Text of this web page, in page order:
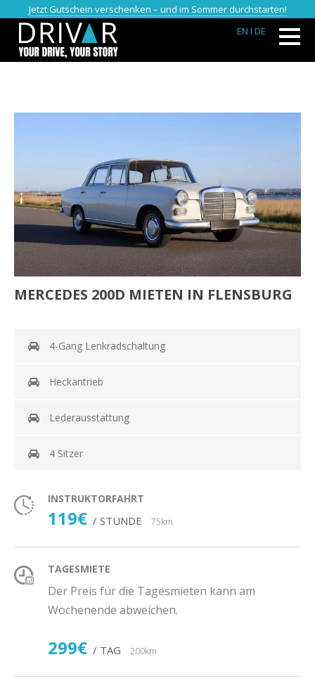
Jetzt Gutschein verschenken – und im Sommer durchstarten!
EN I DE
MERCEDES 200D MIETEN IN FLENSBURG
4-Gang Lenkradschaltung
Heckantrieb
Lederausstattung
4 Sitzer
INSTRUKTORFAHRT
119€ / STUNDE 75km
TAGESMIETE
Der Preis für die Tagesmieten kann am
Wochenende abweichen.
299€ / TAG 200km